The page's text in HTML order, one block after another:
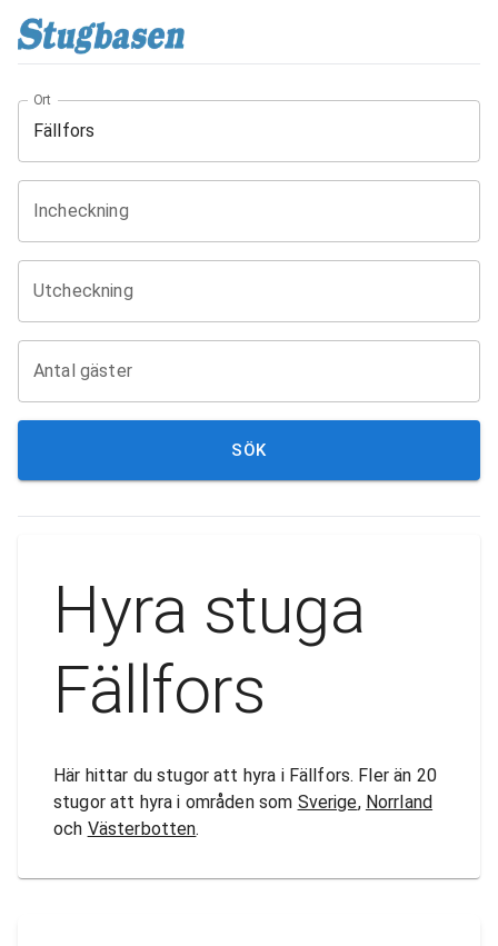
Ort
Incheckning
Utcheckning
Antal gäster
SÖK
Hyra stuga
Fällfors
Här hittar du stugor att hyra i Fällfors. Fler än 20
stugor att hyra i områden som Sverige, Norrland
och Västerbotten.